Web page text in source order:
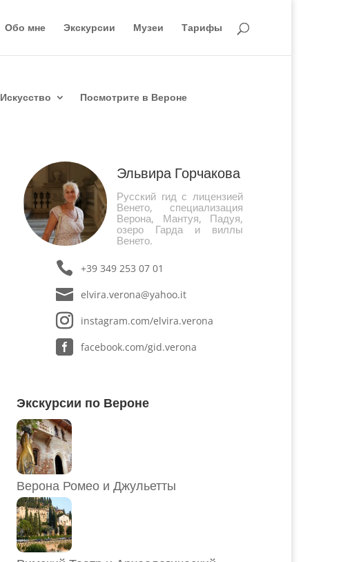
Обо мне Экскурсии Музеи Тарифы
Искусство Посмотрите в Вероне
Эльвира Горчакова
Русский гид с лицензией
Венето, специализация
Верона, Мантуя, Падуя,
озеро Гарда и виллы
Венето.
+39 349 253 07 01
elvira.verona@yahoo.it
instagram.com/elvira.verona
facebook.com/gid.verona
Экскурсии по Вероне
Верона Ромео и Джульетты